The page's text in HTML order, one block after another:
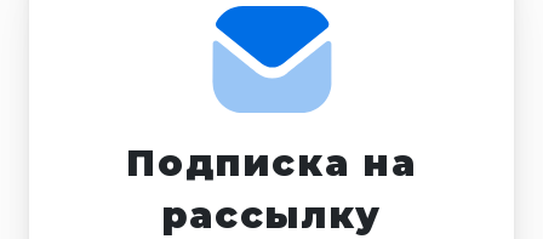
Подписка на
рассылку